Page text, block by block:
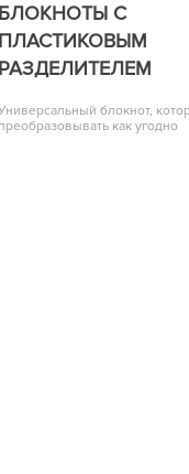
БЛОКНОТЫ С
ПЛАСТИКОВЫМ
РАЗДЕЛИТЕЛЕМ
блокнот,
преобразовывать как угодно